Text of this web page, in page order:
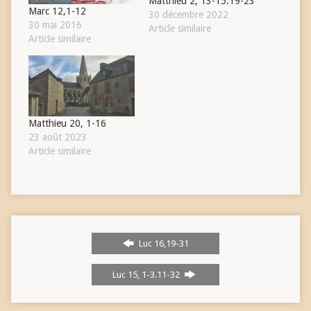
Marc 12,1-12
30 mai 2016
Article similaire
30 décembre 2022
Article similaire
Matthieu 20, 1-16
23 août 2023
Article similaire
Luc 16,19-31
Luc 15, 1-3.11-32